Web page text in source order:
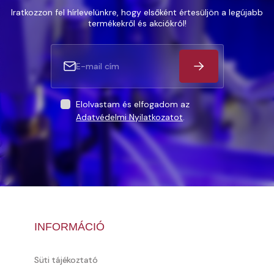
Iratkozzon fel hírlevelünkre, hogy elsőként értesüljön a legújabb
termékekről és akciókról!
Elolvastam és elfogadom az
Adatvédelmi Nyilatkozatot.
INFORMÁCIÓ
Süti tájékoztató